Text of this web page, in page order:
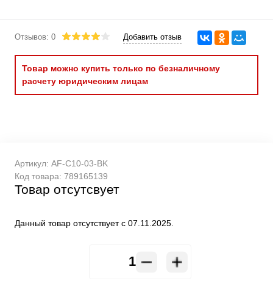
Отзывов: 0 Добавить отзыв
Товар можно купить только по безналичному
расчету юридическим лицам
Артикул: AF-C10-03-BK
Код товара: 789165139
Товар отсутсвует
Данный товар отсутствует с 07.11.2025.